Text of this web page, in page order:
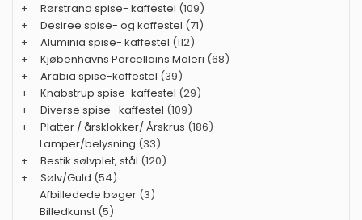
+
Rørstrand spise- kaffestel (109)
+
Desiree spise- og kaffestel (71)
+
Aluminia spise- kaffestel (112)
+
Kjøbenhavns Porcellains Maleri (68)
+
Arabia spise-kaffestel (39)
+
Knabstrup spise-kaffestel (29)
+
Diverse spise- kaffestel (109)
+
Platter / årsklokker/ Årskrus (186)
Lamper/belysning (33)
+
Bestik sølvplet, stål (120)
+
Sølv/Guld (54)
Afbilledede bøger (3)
Billedkunst (5)